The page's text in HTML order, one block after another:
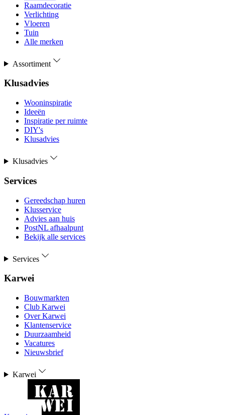
Raamdecoratie
Verlichting
Vloeren
Tuin
Alle merken
Assortiment
Klusadvies
Wooninspiratie
Ideeën
Inspiratie per ruimte
DIY's
Klusadvies
Klusadvies
Services
Gereedschap huren
Klusservice
Advies aan huis
PostNL afhaalpunt
Bekijk alle services
Services
Karwei
Bouwmarkten
Club Karwei
Over Karwei
Klantenservice
Duurzaamheid
Vacatures
Nieuwsbrief
Karwei